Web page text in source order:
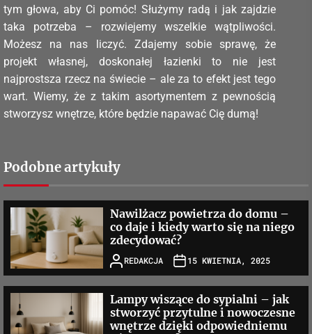
tym głowa, aby Ci pomóc! Służymy radą i jak zajdzie
taka potrzeba – rozwiejemy wszelkie wątpliwości.
Możesz na nas liczyć. Zdajemy sobie sprawę, że
projekt własnej, doskonałej łazienki to nie jest
najprostsza rzecz na świecie – ale za to efekt jest tego
wart. Wiemy, że z takim asortymentem z pewnością
stworzysz wnętrze, które będzie napawać Cię dumą!
Podobne artykuły
Nawilżacz powietrza do domu –
co daje i kiedy warto się na niego
zdecydować?
REDAKCJA 15 KWIETNIA, 2025
Lampy wiszące do sypialni – jak
stworzyć przytulne i nowoczesne
wnętrze dzięki odpowiedniemu